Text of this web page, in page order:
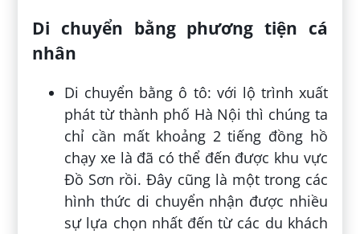
Di chuyển bằng phương tiện cá
nhân
Di chuyển bằng ô tô: với lộ trình xuất
phát từ thành phố Hà Nội thì chúng ta
chỉ cần mất khoảng 2 tiếng đồng hồ
chạy xe là đã có thể đến được khu vực
Đồ Sơn rồi. Đây cũng là một trong các
hình thức di chuyển nhận được nhiều
sự lựa chọn nhất đến từ các du khách